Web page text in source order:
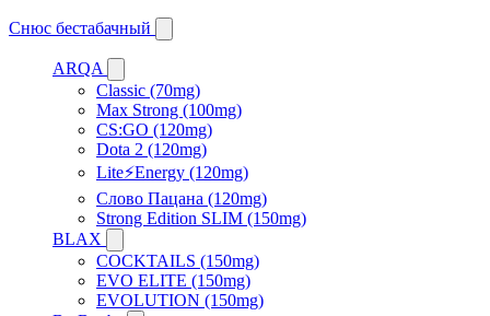
Снюс бестабачный
ARQA
Classic (70mg)
Max Strong (100mg)
CS:GO (120mg)
Dota 2 (120mg)
Lite⚡Energy (120mg)
Слово Пацана (120mg)
Strong Edition SLIM (150mg)
BLAX
COCKTAILS (150mg)
EVO ELITE (150mg)
EVOLUTION (150mg)